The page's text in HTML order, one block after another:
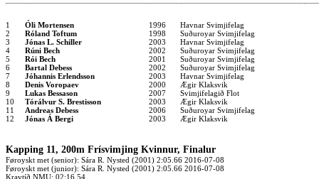
1 Óli Mortensen 1996
Havnar Svimjifelag
2
Róland Toftum 1998
Suðuroyar Svimjifelag
3
Jónas L. Schiller 2003
Havnar Svimjifelag
4
Rúni Bech 2002
Suðuroyar Svimjifelag
5
Rói Bech 2001
Suðuroyar Svimjifelag
6
Bartal Debess 2002
Suðuroyar Svimjifelag
7
Jóhannis Erlendsson 2003
Havnar Svimjifelag
8
Denis Voropaev 2000
Ægir Klaksvik
9
Lukas Bessason 2007
Svimjifelagið Flot
10
Tórálvur S. Brestisson 2003
Ægir Klaksvik
11
Andreas Debess 2006
Suðuroyar Svimjifelag
12
Jónas Á Bergi 2003 Ægir Klaksvik
Kapping 11, 200m Frísvimjing Kvinnur, Finalur
Føroyskt met (senior): Sára R. Nysted (2001) 2:05.66 2016-07-08
Føroyskt met (junior): Sára R. Nysted (2001) 2:05.66 2016-07-08
Kravtíð NMU: 02:16.54